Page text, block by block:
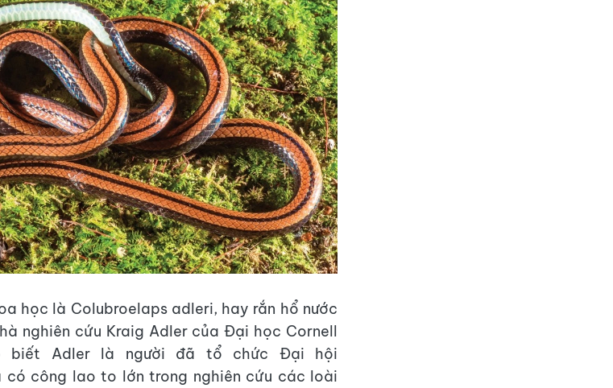
học là Colubroelaps adleri, hay rắn hổ nước
nghiên cứu Kraig Adler của Đại học Cornell
biết Adler là người đã tổ chức Đại hội
có công lao to lớn trong nghiên cứu các loài